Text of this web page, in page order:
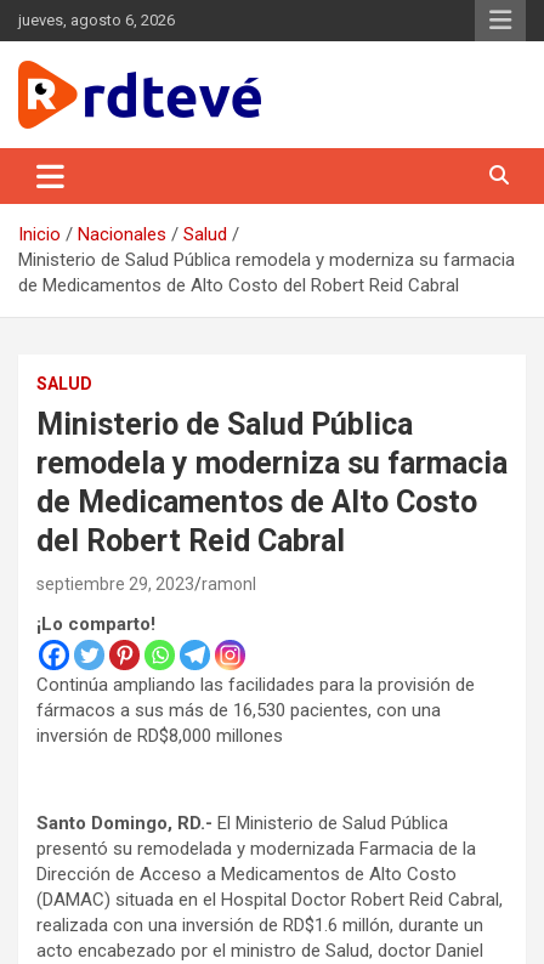
Saltar
al
contenido
jueves, agosto 6, 2026
RDTEVÉ
nuestra audiencia, de manera continua, y lo difundimos a través
de las diversas plataformas digitales, con una gestión
Inicio Nacionales
Salud
Ministerio de Salud Pública remodela y moderniza su farmacia
de Medicamentos de Alto Costo del Robert Reid Cabral
SALUD
Ministerio de Salud Pública
remodela y moderniza su farmacia
de Medicamentos de Alto Costo
del Robert Reid Cabral
septiembre 29, 2023 ramonl
¡Lo comparto!
Continúa ampliando las facilidades para la provisión de
fármacos a sus más de 16,530 pacientes, con una
inversión de RD$8,000 millones
Santo Domingo, RD.- El Ministerio de Salud Pública
presentó su remodelada y modernizada Farmacia de la
Dirección de Acceso a Medicamentos de Alto Costo
(DAMAC) situada en el Hospital Doctor Robert Reid Cabral,
realizada con una inversión de RD$1.6 millón, durante un
acto encabezado por el ministro de Salud, doctor Daniel